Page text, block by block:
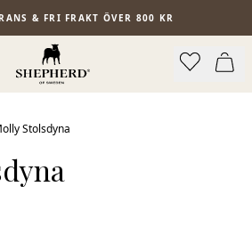
& FRI FRAKT ÖVER 800 KR
Stolsdyna